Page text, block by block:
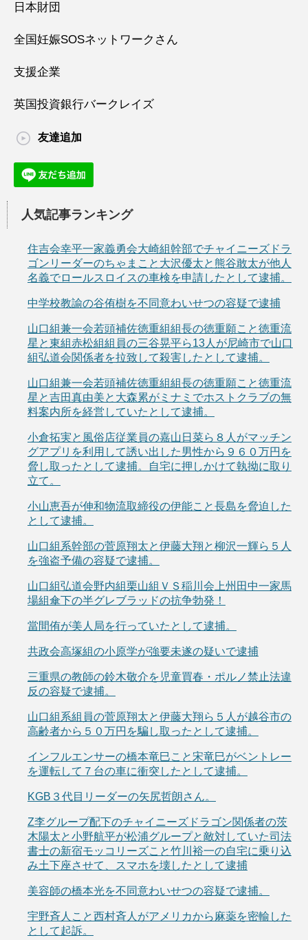
日本財団
全国妊娠SOSネットワークさん
支援企業
英国投資銀行バークレイズ
友達追加
人気記事ランキング
住吉会幸平一家義勇会大崎組幹部でチャイニーズドラ
ゴンリーダーのちゃまこと大沢優太と熊谷敢太が他人
名義でロールスロイスの車検を申請したとして逮捕。
中学校教諭の谷侑樹を不同意わいせつの容疑で逮捕
山口組兼一会若頭補佐徳重組組長の徳重願こと徳重流
星と東組赤松組組員の三谷晃平ら13人が尼崎市で山口
組弘道会関係者を拉致して殺害したとして逮捕。
山口組兼一会若頭補佐徳重組組長の徳重願こと徳重流
星と吉田真由美と大森累がミナミでホストクラブの無
料案内所を経営していたとして逮捕。
小倉拓実と風俗店従業員の嘉山日菜ら８人がマッチン
グアプリを利用して誘い出した男性から９６０万円を
脅し取ったとして逮捕。自宅に押しかけて執拗に取り
立て。
小山恵吾が伸和物流取締役の伊能こと長島を脅迫した
として逮捕。
山口組系幹部の菅原翔太と伊藤大翔と柳沢一輝ら５人
を強盗予備の容疑で逮捕。
山口組弘道会野内組栗山組ＶＳ稲川会上州田中一家馬
場組傘下の半グレブラッドの抗争勃発！
當間侑が美人局を行っていたとして逮捕。
共政会高塚組の小原学が強要未遂の疑いで逮捕
三重県の教師の鈴木敬介を児童買春・ポルノ禁止法違
反の容疑で逮捕。
山口組系組員の菅原翔太と伊藤大翔ら５人が越谷市の
高齢者から５０万円を騙し取ったとして逮捕。
インフルエンサーの橋本竜巳こと宋竜巳がベントレー
を運転して７台の車に衝突したとして逮捕。
KGB３代目リーダーの矢尻哲朗さん。
Z李グループ配下のチャイニーズドラゴン関係者の茨
木陽太と小野航平が松浦グループと敵対していた司法
書士の新宿モッコリーズこと竹川裕一の自宅に乗り込
み土下座させて、スマホを壊したとして逮捕
美容師の橋本光を不同意わいせつの容疑で逮捕。
宇野斉人こと西村斉人がアメリカから麻薬を密輸した
として起訴。